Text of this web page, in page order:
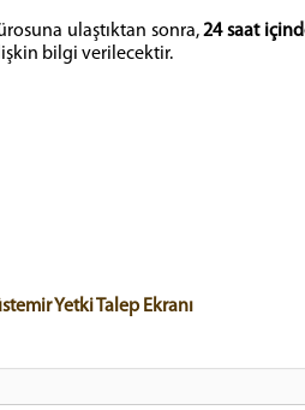
ulaştıktan sonra,24 saat
bilgi verilecektir.
Yetki Talep Ekranı